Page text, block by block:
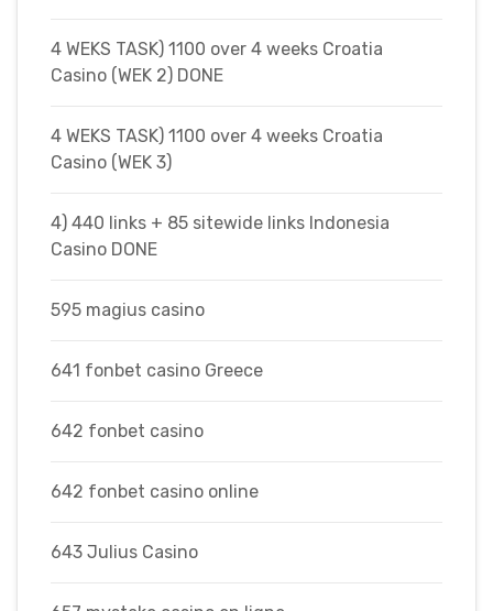
4 WEKS TASK) 1100 over 4 weeks Croatia
Casino (WEK 2) DONE
4 WEKS TASK) 1100 over 4 weeks Croatia
Casino (WEK 3)
4) 440 links + 85 sitewide links Indonesia
Casino DONE
595 magius casino
641 fonbet casino Greece
642 fonbet casino
642 fonbet casino online
643 Julius Casino